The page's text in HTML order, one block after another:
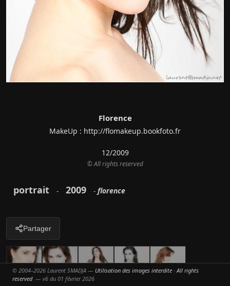
portrait - 2009 - florence
Partager
Florence
MakeUp : http://flomakeup.bookfoto.fr
12/2009
© All rights reserved
© 2004–2026 Laurent SMADJA — Utilisation des images interdite · All rights
reserved— v6 du 01 février 2026